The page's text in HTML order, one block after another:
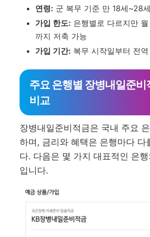
연령: 군 복무 기준 만 18세~28세
가입 한도: 은행별로 다르지만
까지 저축 가능
가입 기간: 복무 시작일부터 전
주요 은행별 장병내일준비
비교
장병내일준비적금은 국내 주요
하며, 금리와 혜택은 은행마다 다
다. 다음은 몇 가지 대표적인 은
입니다.